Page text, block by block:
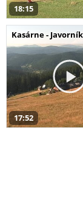
18:15
Kasárne -
17:52